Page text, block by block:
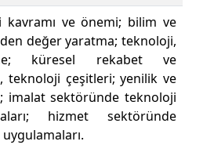
kavramı ve önemi; bilim ve
değer yaratma; teknoloji,
küresel rekabet ve
teknoloji çeşitleri; yenilik ve
imalat sektöründe teknoloji
hizmet sektöründe